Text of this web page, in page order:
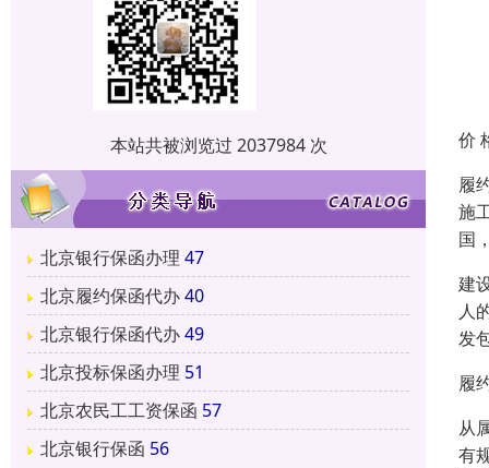
本站共被浏览过 2037984 次
北京银行保函办理 47
北京履约保函代办40
北京银行保函代办49
北京投标保函办理 51
北京农民工工资保函 57
北京银行保函 56
价
履
施
国
建
人
发
履
从
有